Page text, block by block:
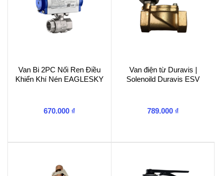
Van Bi 2PC Nối Ren Điều
Khiển Khí Nén EAGLESKY
670.000 ₫
Van điện từ Duravis |
Solenoild Duravis ESV
789.000 ₫